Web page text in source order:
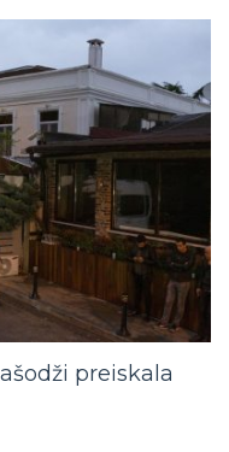
preiskala